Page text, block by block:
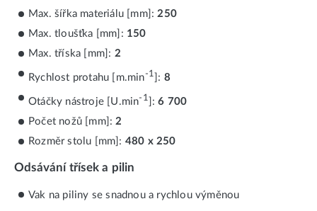
Max. šířka materiálu [mm]:250
Max. tloušťka [mm]: 150
Max. tříska [mm]: 2
Rychlost protahu [m.min-1 ]: 8
Otáčky nástroje [U.min-1 ]:6 700
Počet nožů [mm]:2
Rozměr stolu [mm]: 480 x 250
Odsávání třísek a pilin
Vak na piliny se snadnou a rychlou výměnou